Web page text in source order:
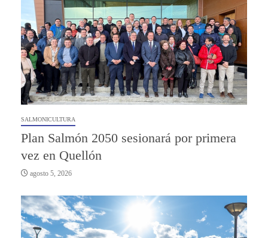
SALMONICULTURA
Plan Salmón 2050 sesionará por primera
vez en Quellón
agosto 5, 2026